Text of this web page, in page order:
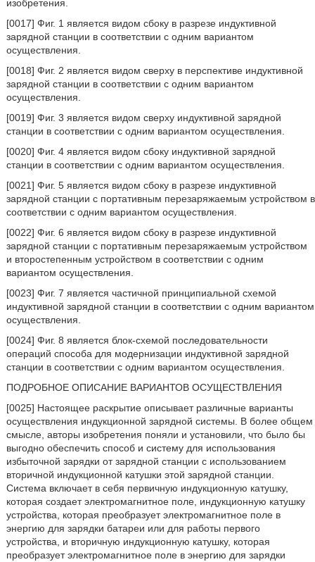
изобретения.
[0017] Фиг. 1 является видом сбоку в разрезе индуктивной
зарядной станции в соответствии с одним вариантом
осуществления.
[0018] Фиг. 2 является видом сверху в перспективе индуктивной
зарядной станции в соответствии с одним вариантом
осуществления.
[0019] Фиг. 3 является видом сверху индуктивной зарядной
станции в соответствии с одним вариантом осуществления.
[0020] Фиг. 4 является видом сбоку индуктивной зарядной
станции в соответствии с одним вариантом осуществления.
[0021] Фиг. 5 является видом сбоку в разрезе индуктивной
зарядной станции с портативным перезаряжаемым устройством в
соответствии с одним вариантом осуществления.
[0022] Фиг. 6 является видом сбоку в разрезе индуктивной
зарядной станции с портативным перезаряжаемым устройством
и второстепенным устройством в соответствии с одним
вариантом осуществления.
[0023] Фиг. 7 является частичной принципиальной схемой
индуктивной зарядной станции в соответствии с одним вариантом
осуществления.
[0024] Фиг. 8 является блок-схемой последовательности
операций способа для модернизации индуктивной зарядной
станции в соответствии с одним вариантом осуществления.
ПОДРОБНОЕ ОПИСАНИЕ ВАРИАНТОВ ОСУЩЕСТВЛЕНИЯ
[0025] Настоящее раскрытие описывает различные варианты
осуществления индукционной зарядной системы. В более общем
смысле, авторы изобретения поняли и установили, что было бы
выгодно обеспечить способ и систему для использования
избыточной зарядки от зарядной станции с использованием
вторичной индукционной катушки этой зарядной станции.
Система включает в себя первичную индукционную катушку,
которая создает электромагнитное поле, индукционную катушку
устройства, которая преобразует электромагнитное поле в
энергию для зарядки батареи или для работы первого
устройства, и вторичную индукционную катушку, которая
преобразует электромагнитное поле в энергию для зарядки